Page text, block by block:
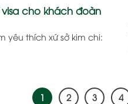
cho khách đoàn
yêu thích xứ sở kim chi:
1 2 3 4